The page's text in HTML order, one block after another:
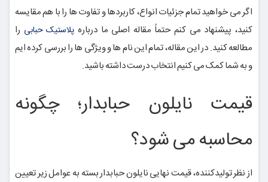
اگر می خواهید تمام جزئیات انواع، کاربردها و تفاوت ها را با هم مقایسه
کنید، پیشنهاد می کنم حتماً مقاله اصلی ما درباره پلاستیک حبابی را
مطالعه کنید. در این مقاله، تمام این نام ها و ویژگی ها را بررسی کرده ایم
و به شما کمک می کنیم انتخاب درست داشته باشید.
قیمت نایلون حبابدار؛ چگونه
محاسبه می شود؟
از نظر تولیدکننده، قیمت نهایی نایلون حبابدار بسته به عوامل زیر تعیین